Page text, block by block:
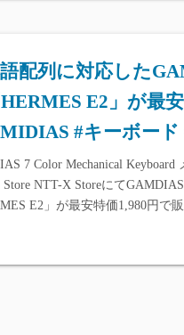
語配列に対応した
HERMES E2」が最
#キーボー
7 Color Mechanical
NTT-X Storeにて
E2」が最安特価1,980円